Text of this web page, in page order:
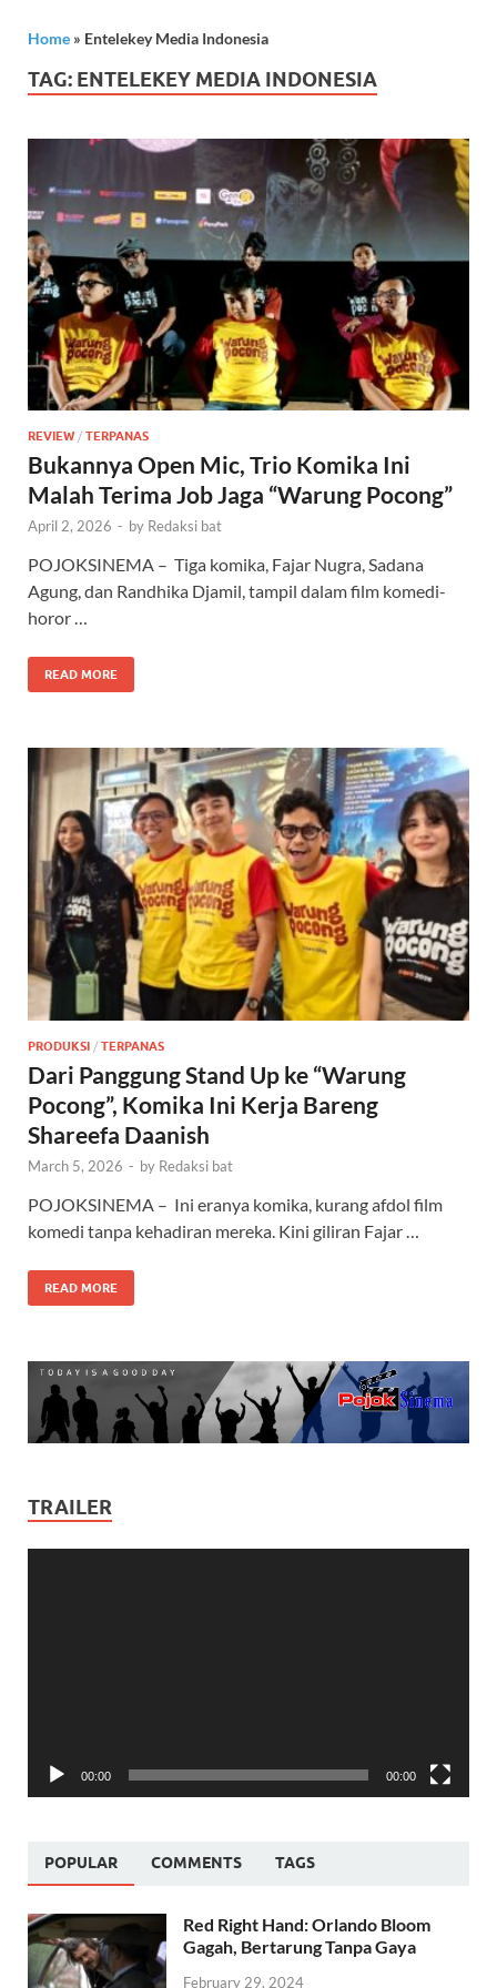
Home » Entelekey Media Indonesia
TAG: ENTELEKEY MEDIA INDONESIA
REVIEW / TERPANAS
Bukannya Open Mic, Trio Komika Ini
Malah Terima Job Jaga “Warung Pocong”
April 2, 2026 - by Redaksi bat
POJOKSINEMA – Tiga komika, Fajar Nugra, Sadana
Agung, dan Randhika Djamil, tampil dalam film komedi-
horor …
READ MORE
PRODUKSI / TERPANAS
Dari Panggung Stand Up ke “Warung
Pocong”, Komika Ini Kerja Bareng
Shareefa Daanish
March 5, 2026 - by Redaksi bat
POJOKSINEMA – Ini eranya komika, kurang afdol film
komedi tanpa kehadiran mereka. Kini giliran Fajar …
READ MORE
TRAILER
00:00 00:00
POPULAR COMMENTS TAGS
Red Right Hand: Orlando Bloom
Gagah, Bertarung Tanpa Gaya
February 29, 2024